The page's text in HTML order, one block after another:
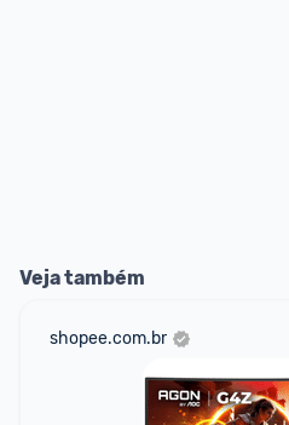
Veja também
shopee.com.br